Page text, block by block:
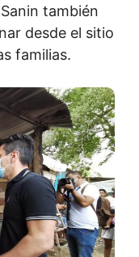
también
desde el sitio
familias.